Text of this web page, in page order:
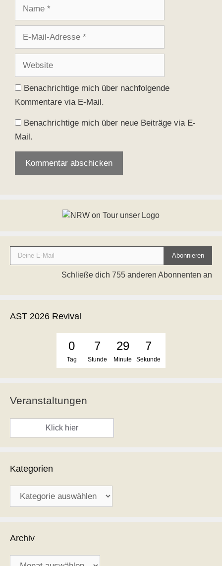
Adresse
Benachrichtige mich über nachfolgende
Kommentare via E-Mail.
Benachrichtige mich über neue Beiträge via E-
Mail.
Deine E-Mail
Abonnieren
Schließe dich 755 anderen Abonnenten an
AST 2026 Revival
0
Tag
7
Stunde
29
Minute
7
Sekunde
Veranstaltungen
Klick hier
Kategorien
Archiv